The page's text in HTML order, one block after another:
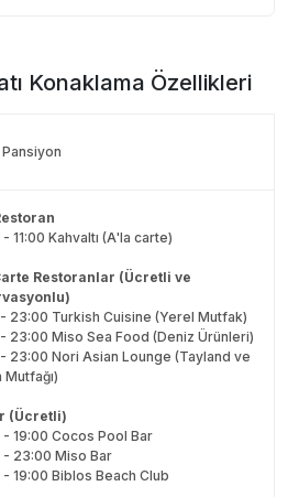
Konaklama Özellikleri
Pansiyon
11:00 Kahvaltı (A'la carte)
Restoranlar (Ücretli ve
23:00 Turkish Cuisine (Yerel Mutfak)
23:00 Miso Sea Food (Deniz Ürünleri)
23:00 Nori Asian Lounge (Tayland ve
(Ücretli)
19:00 Cocos Pool Bar
23:00 Miso Bar
19:00 Biblos Beach Club